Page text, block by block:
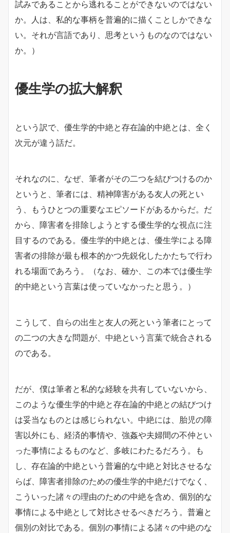
試みであることから逃れることができないのではない
か。人は、私的な事柄を普遍的に描くことしかできな
い。それが言語であり、思考というものなのではない
か。）
優生学の拡大解釈
という訳で、優生学的中絶と存在論的中絶とは、全く
次元が違う話だ。
それなのに、なぜ、筆者がその二つを結びつけるのか
というと、筆者には、精神障害がある友人の死とい
う、もうひとつの重要なエピソードがあるからだ。だ
から、障害者を排除しようとする優生学的な視点に注
目するのである。優生学的中絶とは、優生学による障
害者の排除が最も根本的かつ先鋭化したかたちで行わ
れる場面であろう。（なお、確か、この本では優生学
的中絶という言葉は使っていなかったと思う。）
こうして、自らの出生と友人の死という筆者にとって
の二つの大きな問題が、中絶という言葉で統合される
のである。
だが、僕は筆者と私的な経験を共有していないから、
このような優生学的中絶と存在論的中絶との結びつけ
は妥当なものとは感じられない。中絶には、胎児の障
害以外にも、経済的事情や、強姦や夫婦間の不仲とい
った事情によるものなど、多岐にわたるだろう。も
し、存在論的中絶という普遍的な中絶と対比させるな
らば、障害者排除のための優生学的中絶だけでなく、
こういった諸々の理由のための中絶を含め、個別的な
事情による中絶として対比させるべきだろう。普遍と
個別の対比である。個別の事情による諸々の中絶のな